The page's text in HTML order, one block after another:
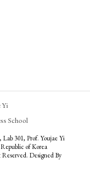
Yi
School
Lab 301, Prof. Youjae Yi
of Korea
Designed By